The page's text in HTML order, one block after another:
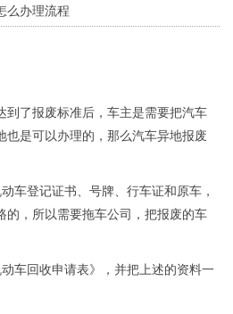
么办理流程
了报废标准后，车主是需要把汽车
也是可以办理的，那么汽车异地报废
登记证书、号牌、行车证和原车，
的，所以需要拖车公司，把报废的车
回收申请表》，并把上述的资料一